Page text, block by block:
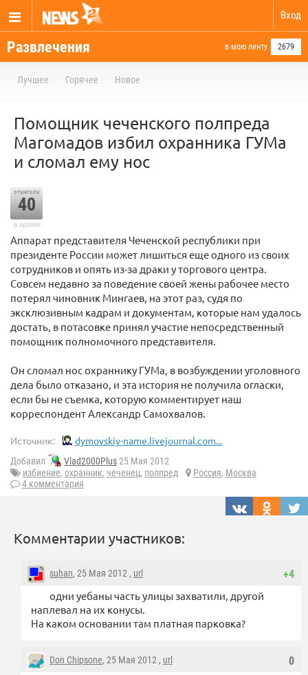
Вход
Развлечения в мою ленту 2679
Лучшее Горячее Новое
Помощник чеченского полпреда
Магомадов избил охранника ГУМа
и сломал ему нос
отметили
40
в архиве
Аппарат представителя Чеченской республики при
президенте России может лишиться еще одного из своих
сотрудников и опять из-за драки у торгового центра.
Совсем недавно за поведение своей жены рабочее место
потерял чиновник Мингаев, на этот раз, судя по
эксклюзивным кадрам и документам, которые нам удалось
достать, в потасовке принял участие непосредственный
помощник полномочного представителя.
Он сломал нос охраннику ГУМа, в возбуждении уголовного
дела было отказано, и эта история не получила огласки,
если бы не съемка, которую комментирует наш
корреспондент Александр Самохвалов.
Источник: dymovskiy-name.livejournal.com...
Добавил Vlad2000Plus25 Мая 2012
избиение, охранник, чеченец, полпред Россия, Москва
4 комментария
Комментарии участников:
+4
suhan, 25 Мая 2012 , url
одни уебаны часть улицы захватили, другой
наплевал на их конусы.
На каком основании там платная парковка?
0
Don Chipsone, 25 Мая 2012 , url